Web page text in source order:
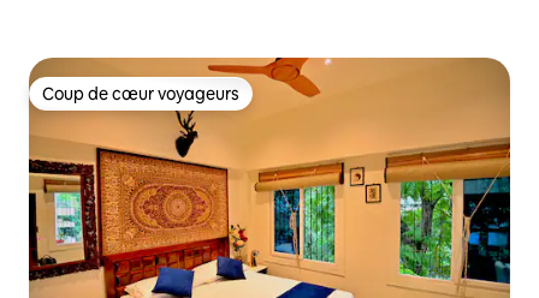
Coup de cœur voyageurs
Coup de cœur voyageurs